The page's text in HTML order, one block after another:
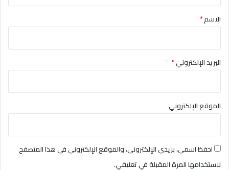
*الاسم*
البريد الإلكتروني*
الموقع الإلكتروني
احفظ اسمي، بريدي الإلكتروني، والموقع الإلكتروني في هذا المتصفح
لاستخدامها المرة المقبلة في تعليقي.